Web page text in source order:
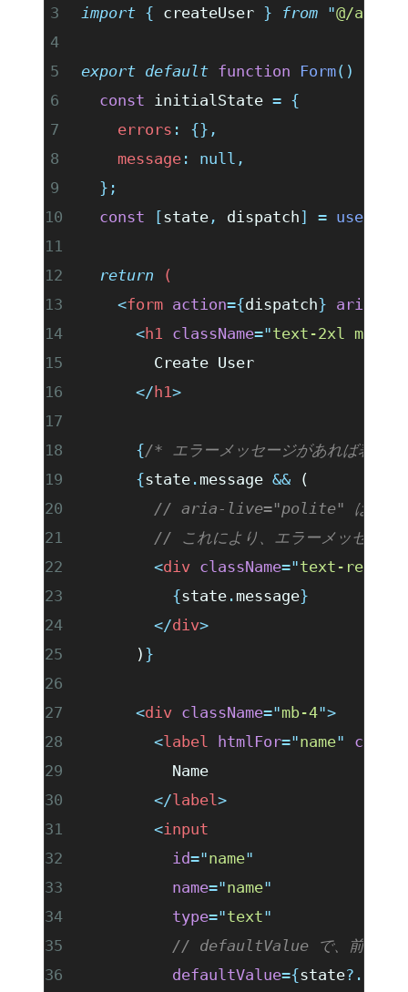
import { createUser } from "@/app/
export default function Form()
  const
initialState = {
    errors
:
{},
    message
:
null,
  };
  const
[state , dispatch] =
  return
(
    <
form action={dispatch} aria-
      <
h1 className="text-2xl mb-2
        Create User
      </
h1>
      {
/* エラーメッセージがあれば表示
      {
state . message && (
// aria-live="polite" は、動的
// これにより、エラーメッセージ
        <
div className="text-red-
          {
state . message}
        </
div>
      )
}
      <
div className="mb-4">
        <
label htmlFor="name"
          Name
        </
label>
        <
input
          id
="name"
          name
="name"
          type
="text"
// defaultValue で、前回のフ
          defaultValue
={state?.